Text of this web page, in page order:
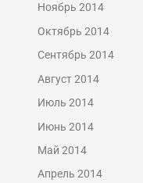
Ноябрь 2014
Октябрь 2014
Сентябрь 2014
Август 2014
Июль 2014
Июнь 2014
Май 2014
Апрель 2014